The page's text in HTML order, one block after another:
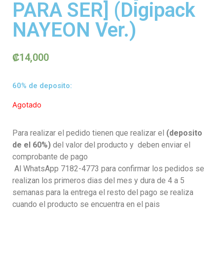
PARA SER] (Digipack
NAYEON Ver.)
₡14,000
60% de deposito:
Agotado
Para realizar el pedido tienen que realizar el (deposito
de el 60%) del valor del producto y deben enviar el
comprobante de pago
Al WhatsApp 7182-4773 para confirmar los pedidos se
realizan los primeros dias del mes y dura de 4 a 5
semanas para la entrega el resto del pago se realiza
cuando el producto se encuentra en el pais